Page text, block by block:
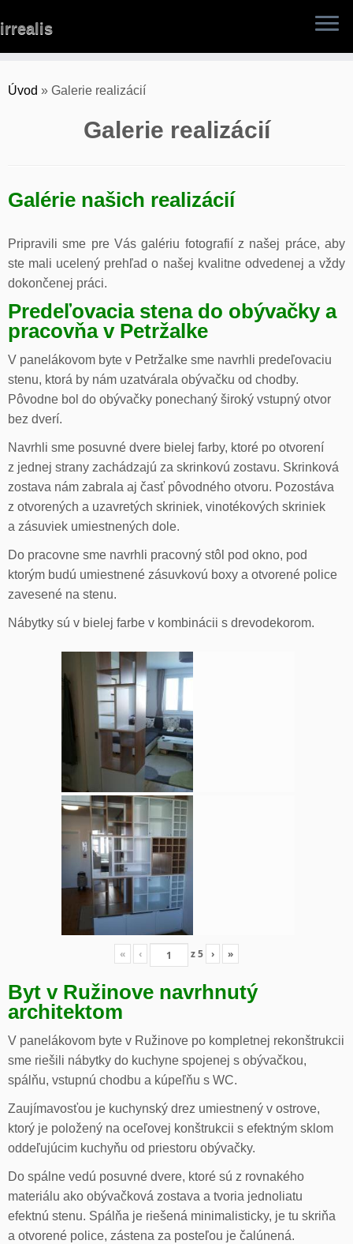
to
irrealis
Úvod » Galerie realizácií
Galerie realizácií
Galérie našich realizácií
Pripravili sme pre Vás galériu fotografií z našej práce, aby
ste mali ucelený prehľad o našej kvalitne odvedenej a vždy
dokončenej práci.
Predeľovacia stena do obývačky a
pracovňa v Petržalke
V panelákovom byte v Petržalke sme navrhli predeľovaciu
stenu, ktorá by nám uzatvárala obývačku od chodby.
Pôvodne bol do obývačky ponechaný široký vstupný otvor
bez dverí.
Navrhli sme posuvné dvere bielej farby, ktoré po otvorení
z jednej strany zachádzajú za skrinkovú zostavu. Skrinková
zostava nám zabrala aj časť pôvodného otvoru. Pozostáva
z otvorených a uzavretých skriniek, vinotékových skriniek
a zásuviek umiestnených dole.
Do pracovne sme navrhli pracovný stôl pod okno, pod
ktorým budú umiestnené zásuvkovú boxy a otvorené police
zavesené na stenu.
Nábytky sú v bielej farbe v kombinácii s drevodekorom.
« ‹ z5 › »
Byt v Ružinove navrhnutý
architektom
V panelákovom byte v Ružinove po kompletnej rekonštrukcii
sme riešili nábytky do kuchyne spojenej s obývačkou,
spálňu, vstupnú chodbu a kúpeľňu s WC.
Zaujímavosťou je kuchynský drez umiestnený v ostrove,
ktorý je položený na oceľovej konštrukcii s efektným sklom
oddeľujúcim kuchyňu od priestoru obývačky.
Do spálne vedú posuvné dvere, ktoré sú z rovnakého
materiálu ako obývačková zostava a tvoria jednoliatu
efektnú stenu. Spálňa je riešená minimalisticky, je tu skriňa
a otvorené police, zástena za posteľou je čalúnená.